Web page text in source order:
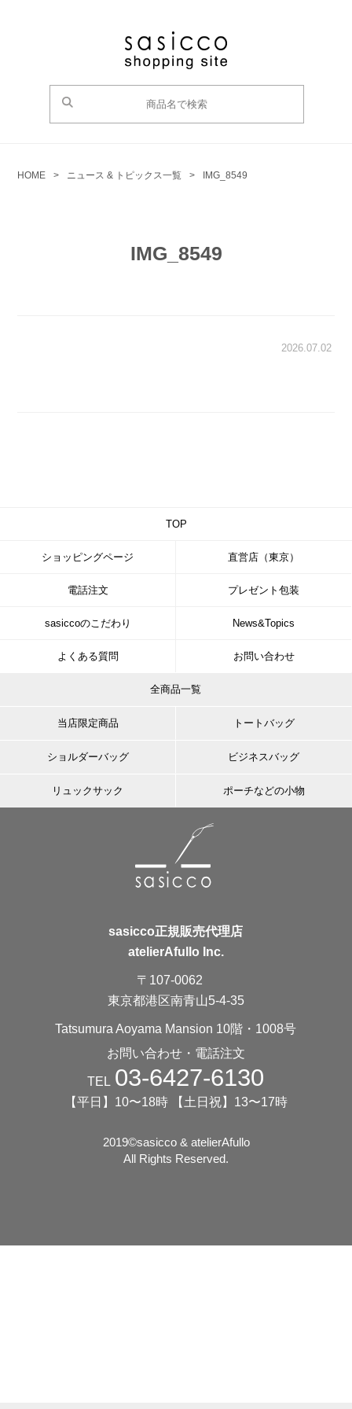
HOME > ニュース & トピックス一覧 > IMG_8549
IMG_8549
2026.07.02
TOP
ショッピングページ 直営店（東京）
電話注文 プレゼント包装
sasiccoのこだわり News&Topics
よくある質問 お問い合わせ
全商品一覧
当店限定商品 トートバッグ
ショルダーバッグ ビジネスバッグ
リュックサック ポーチなどの小物
sasicco正規販売代理店
atelierAfullo Inc.
〒107-0062
東京都港区南青山5-4-35
Tatsumura Aoyama Mansion 10階・1008号
お問い合わせ・電話注文
TEL 03-6427-6130
【平日】10〜18時 【土日祝】13〜17時
2019©️sasicco & atelierAfullo
All Rights Reserved.